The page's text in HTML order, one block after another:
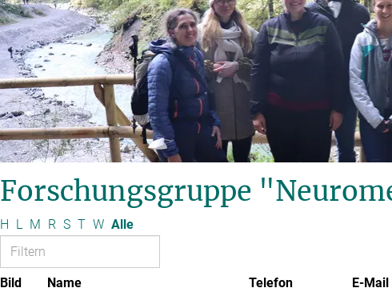
Forschungsgruppe
H L M R S T W Alle
Bild Name Telefon E-Mail